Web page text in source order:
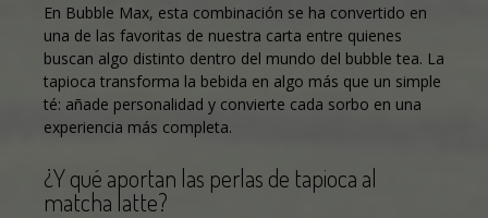
En Bubble Max, esta combinación se ha convertido en
una de las favoritas de nuestra carta entre quienes
buscan algo distinto dentro del mundo del bubble tea. La
tapioca transforma la bebida en algo más que un simple
té: añade personalidad y convierte cada sorbo en una
experiencia más completa.
¿Y qué aportan las perlas de tapioca al
matcha latte?